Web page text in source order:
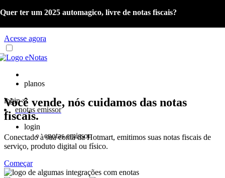
Já é cliente eNotas? Acesse o material com as orientações sobre a
Acesse agora
Quer ter um 2025 automagico, livre de notas fiscais?
planos
login
enotas emissor
login
enotas emissor
Você vende, nós cuidamos das notas
fiscais.
Conectado à sua conta da Hotmart, emitimos suas notas fiscais de
serviço, produto digital ou físico.
Começar